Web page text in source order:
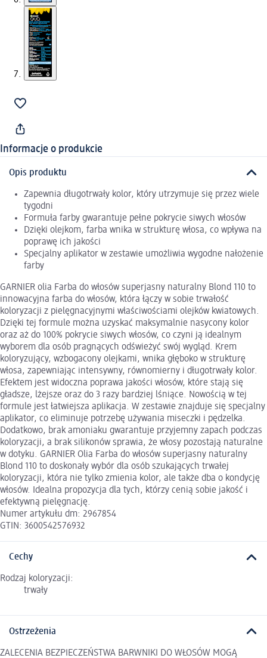
Informacje o produkcie
Opis produktu
Zapewnia długotrwały kolor, który utrzymuje się przez wiele
tygodni
Formuła farby gwarantuje pełne pokrycie siwych włosów
Dzięki olejkom, farba wnika w strukturę włosa, co wpływa na
poprawę ich jakości
Specjalny aplikator w zestawie umożliwia wygodne nałożenie
farby
GARNIER olia Farba do włosów superjasny naturalny Blond 110 to
innowacyjna farba do włosów, która łączy w sobie trwałość
koloryzacji z pielęgnacyjnymi właściwościami olejków kwiatowych.
Dzięki tej formule można uzyskać maksymalnie nasycony kolor
oraz aż do 100% pokrycie siwych włosów, co czyni ją idealnym
wyborem dla osób pragnących odświeżyć swój wygląd. Krem
koloryzujący, wzbogacony olejkami, wnika głęboko w strukturę
włosa, zapewniając intensywny, równomierny i długotrwały kolor.
Efektem jest widoczna poprawa jakości włosów, które stają się
gładsze, lżejsze oraz do 3 razy bardziej lśniące. Nowością w tej
formule jest łatwiejsza aplikacja. W zestawie znajduje się specjalny
aplikator, co eliminuje potrzebę używania miseczki i pędzelka.
Dodatkowo, brak amoniaku gwarantuje przyjemny zapach podczas
koloryzacji, a brak silikonów sprawia, że włosy pozostają naturalne
w dotyku. GARNIER Olia Farba do włosów superjasny naturalny
Blond 110 to doskonały wybór dla osób szukających trwałej
koloryzacji, która nie tylko zmienia kolor, ale także dba o kondycję
włosów. Idealna propozycja dla tych, którzy cenią sobie jakość i
efektywną pielęgnację.
Numer artykułu dm: 2967854
GTIN: 3600542576932
Cechy
Rodzaj koloryzacji:
trwały
Ostrzeżenia
ZALECENIA BEZPIECZEŃSTWA BARWNIKI DO WŁOSÓW MOGĄ